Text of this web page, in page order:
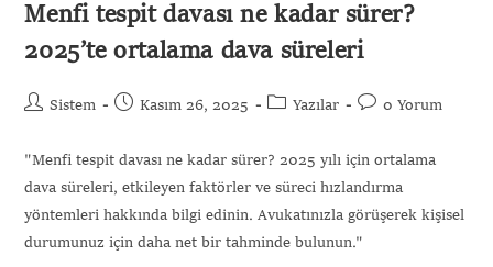
Menfi tespit davası ne kadar sürer?
2025’te ortalama dava süreleri
Sistem Kasım 26, 2025 Yazılar 0 Yorum
"Menfi tespit davası ne kadar sürer? 2025 yılı için ortalama
dava süreleri, etkileyen faktörler ve süreci hızlandırma
yöntemleri hakkında bilgi edinin. Avukatınızla görüşerek kişisel
durumunuz için daha net bir tahminde bulunun."
Gönder